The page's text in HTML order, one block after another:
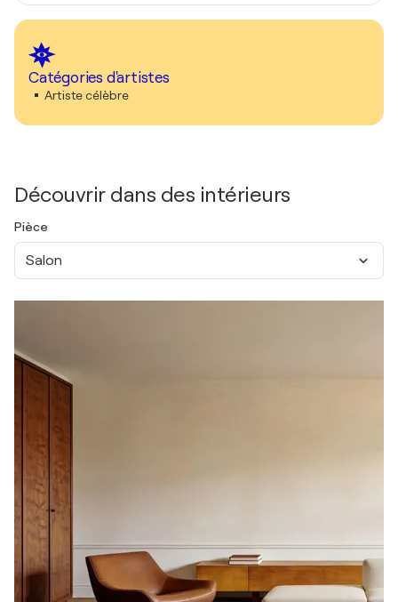
Catégories d'artistes
Artiste célèbre
Découvrir dans des intérieurs
Pièce
Salon